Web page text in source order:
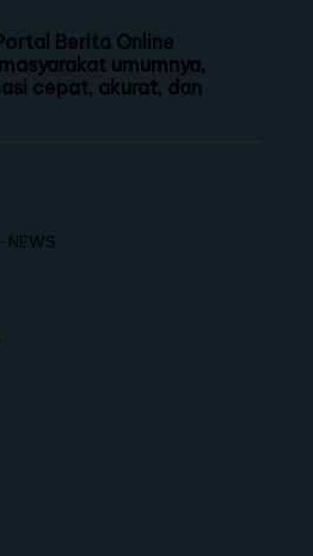
Berita Online
umumnya,
cepat, akurat, dan
NEWS